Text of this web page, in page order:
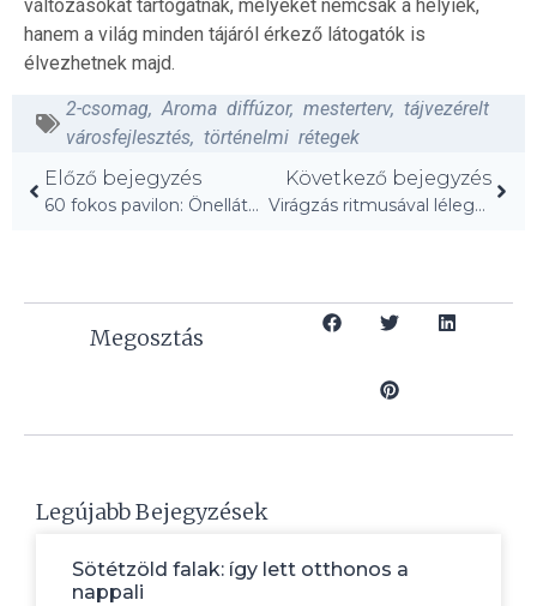
változásokat tartogatnak, melyeket nemcsak a helyiek,
hanem a világ minden tájáról érkező látogatók is
élvezhetnek majd.
2-csomag,Aroma diffúzor, mesterterv, tájvezérelt
városfejlesztés, történelmi rétegek
Előző bejegyzés
60 fokos pavilon: Önellátó kerékpáros pihenőhely!
Következő bejegyzés
Virágzás ritmusával lélegző kinetikus installáció születik
Megosztás
Legújabb Bejegyzések
Sötétzöld falak: így lett otthonos a
nappali